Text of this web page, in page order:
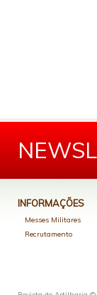
INFORMAÇÕES
Messes Militares
Recrutamento